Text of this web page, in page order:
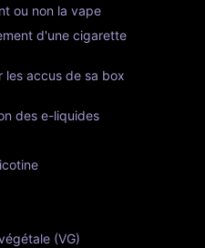
ou non la vape
d'une cigarette
les accus de sa box
des e-liquides
(VG)